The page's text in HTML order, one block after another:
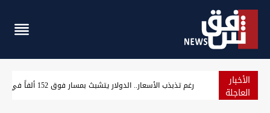
الأخبار
العاجلة أسعار الذهب تستقر في أسواق بغداد وأربيل